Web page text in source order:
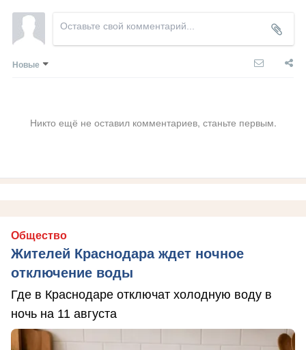
Новые
Никто ещё не оставил комментариев, станьте первым.
Общество
Жителей Краснодара ждет ночное
отключение воды
Где в Краснодаре отключат холодную воду в
ночь на 11 августа